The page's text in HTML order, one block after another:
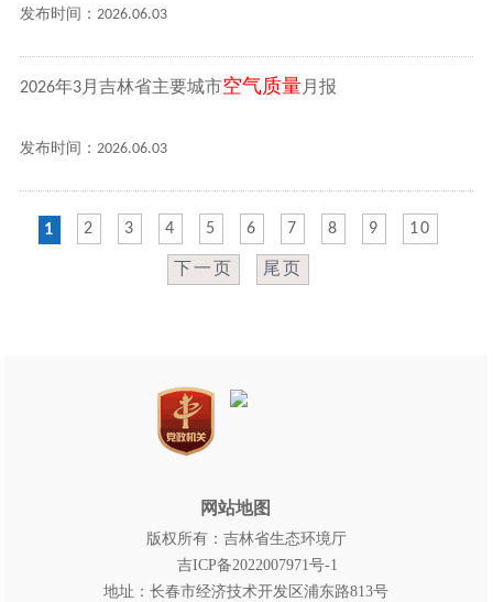
发布时间：2026.06.03
2026年3月吉林省主要城市空气质量月报
发布时间：2026.06.03
1 2 3 4 5 6 7 8 9 10
下一页 尾页